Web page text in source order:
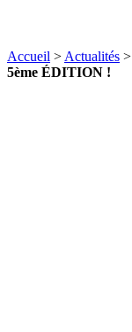
Accueil > Actualités >
5ème ÉDITION !